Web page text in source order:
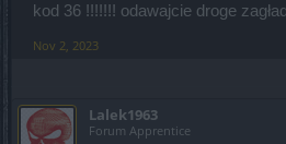
kod 36 !!!!!!! odawajcie droge
Nov 2, 2023
Lalek1963
Forum Apprentice